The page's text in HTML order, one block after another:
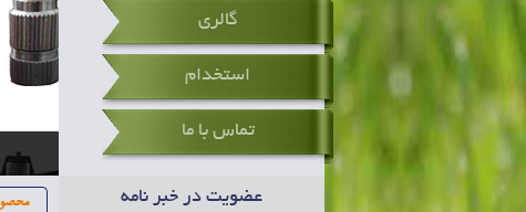
گالری
استخدام
تماس با ما
عضویت در خبر نامه